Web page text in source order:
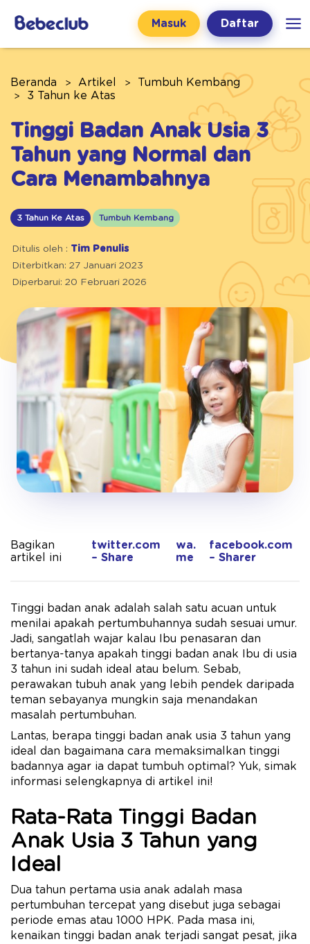
Masuk Daftar
Beranda Artikel
Tumbuh Kembang
3 Tahun ke Atas
Tinggi Badan Anak Usia 3
Tahun yang Normal dan
Cara Menambahnya
3 Tahun Ke Atas Tumbuh Kembang
Ditulis oleh : Tim Penulis
Diterbitkan: 27 Januari 2023
Diperbarui: 20 Februari 2026
Bagikan
artikel ini
twitter.com
– Share
wa.
me
facebook.com
– Sharer
Tinggi badan anak adalah salah satu acuan untuk
menilai apakah pertumbuhannya sudah sesuai umur.
Jadi, sangatlah wajar kalau Ibu penasaran dan
bertanya-tanya apakah tinggi badan anak Ibu di usia
3 tahun ini sudah ideal atau belum. Sebab,
perawakan tubuh anak yang lebih pendek daripada
teman sebayanya mungkin saja menandakan
masalah pertumbuhan.
Lantas, berapa tinggi badan anak usia 3 tahun yang
ideal dan bagaimana cara memaksimalkan tinggi
badannya agar ia dapat tumbuh optimal? Yuk, simak
informasi selengkapnya di artikel ini!
Rata-Rata Tinggi Badan
Anak Usia 3 Tahun yang
Ideal
Dua tahun pertama usia anak adalah masa
pertumbuhan tercepat yang disebut juga sebagai
periode emas atau 1000 HPK. Pada masa ini,
kenaikan tinggi badan anak terjadi sangat pesat, jika